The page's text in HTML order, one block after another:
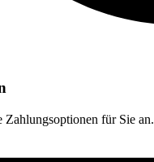
für Sie an.